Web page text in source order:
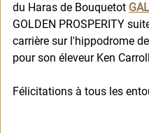
du Haras de Bouquetot
GOLDEN PROSPERITY
carrière sur l'hippodrome
pour son éleveur Ken
Félicitations à tous les